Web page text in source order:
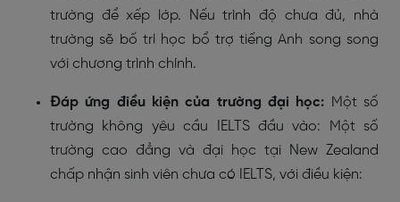
trường để xếp lớp. Nếu trình độ chưa đủ, nhà
trường sẽ bố trí học bổ trợ tiếng Anh song song
với chương trình chính.
Đáp ứng điều kiện của trường đại học: Một số
trường không yêu cầu IELTS đầu vào: Một số
trường cao đẳng và đại học tại New Zealand
chấp nhận sinh viên chưa có IELTS, với điều kiện: